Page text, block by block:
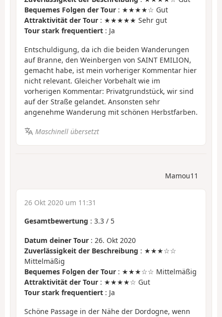
Bequemes Folgen der Tour : ★★★★☆ Gut
Attraktivität der Tour : ★★★★★ Sehr gut
Tour stark frequentiert : Ja
Entschuldigung, da ich die beiden Wanderungen
auf Branne, den Weinbergen von SAINT EMILION,
gemacht habe, ist mein vorheriger Kommentar hier
nicht relevant. Gleicher Vorbehalt wie im
vorherigen Kommentar: Privatgrundstück, wir sind
auf der Straße gelandet. Ansonsten sehr
angenehme Wanderung mit schönen Herbstfarben.
Maschinell übersetzt
Mamou11
26 Okt 2020 um 11:31
Gesamtbewertung : 3.3 / 5
Datum deiner Tour : 26. Okt 2020
Zuverlässigkeit der Beschreibung : ★★★☆☆
Mittelmäßig
Bequemes Folgen der Tour : ★★★☆☆ Mittelmäßig
Attraktivität der Tour : ★★★★☆ Gut
Tour stark frequentiert : Ja
Schöne Passage in der Nähe der Dordogne, wenn